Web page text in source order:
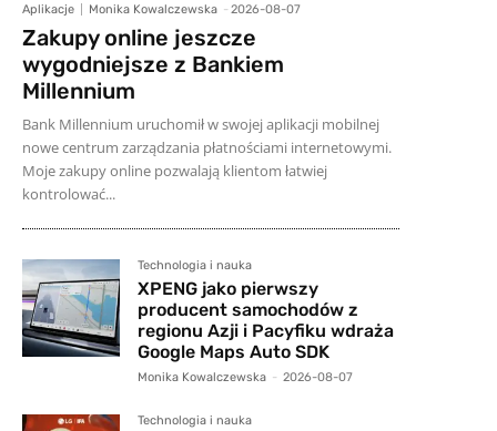
Aplikacje Monika Kowalczewska - 2026-08-07
Zakupy online jeszcze
wygodniejsze z Bankiem
Millennium
Bank Millennium uruchomił w swojej aplikacji mobilnej
nowe centrum zarządzania płatnościami internetowymi.
Moje zakupy online pozwalają klientom łatwiej
kontrolować...
Technologia i nauka
XPENG jako pierwszy
producent samochodów z
regionu Azji i Pacyfiku wdraża
Google Maps Auto SDK
Monika Kowalczewska - 2026-08-07
Technologia i nauka